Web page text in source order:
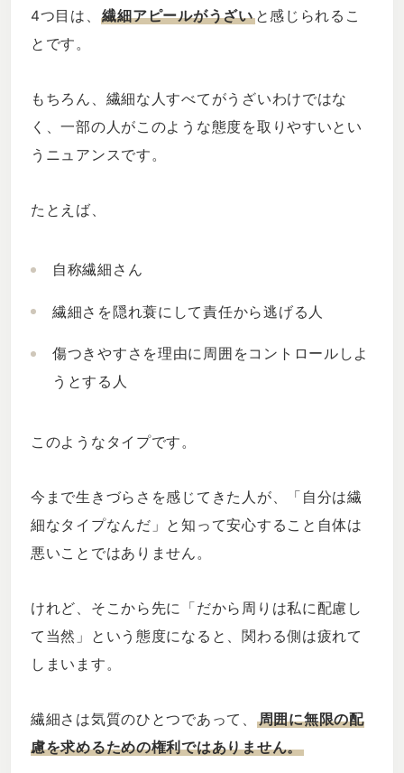
4つ目は、 繊細アピールがうざいと感じられるこ
とです。
もちろん、繊細な人すべてがうざいわけではな
く、一部の人がこのような態度を取りやすいとい
うニュアンスです。
たとえば、
自称繊細さん
繊細さを隠れ蓑にして責任から逃げる人
傷つきやすさを理由に周囲をコントロールしよ
うとする人
このようなタイプです。
今まで生きづらさを感じてきた人が、「自分は繊
細なタイプなんだ」と知って安心すること自体は
悪いことではありません。
けれど、そこから先に「だから周りは私に配慮し
て当然」という態度になると、関わる側は疲れて
しまいます。
繊細さは気質のひとつであって、 周囲に無限の配
慮を求めるための権利ではありません。